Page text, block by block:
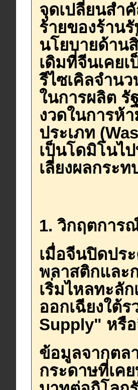
จุดเปลี่ยนสำ
ร้ายของร้าน
นโยบายด้าน
เดิมที่จีนเคย
รีไซเคิลจำน
ในการผลิต รั
งวดในการห้
ประเภท
เป็นโดมิโนไ
เลี่ยงผลกระท
1. วิกฤตการ
เมื่อจีนปิดปร
พลาสติกและ
เริ่มไหลทะลั
ออกเฉียงใต้
Supply" หรื
ข้อมูลจากตล
กระดาษที่เค